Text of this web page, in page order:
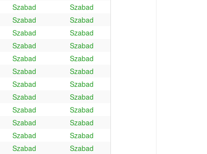
Szabad
Szabad
Szabad
Szabad
Szabad
Szabad
Szabad
Szabad
Szabad
Szabad
Szabad
Szabad
Szabad
Szabad
Szabad
Szabad
Szabad
Szabad
Szabad
Szabad
Szabad
Szabad
Szabad
Szabad